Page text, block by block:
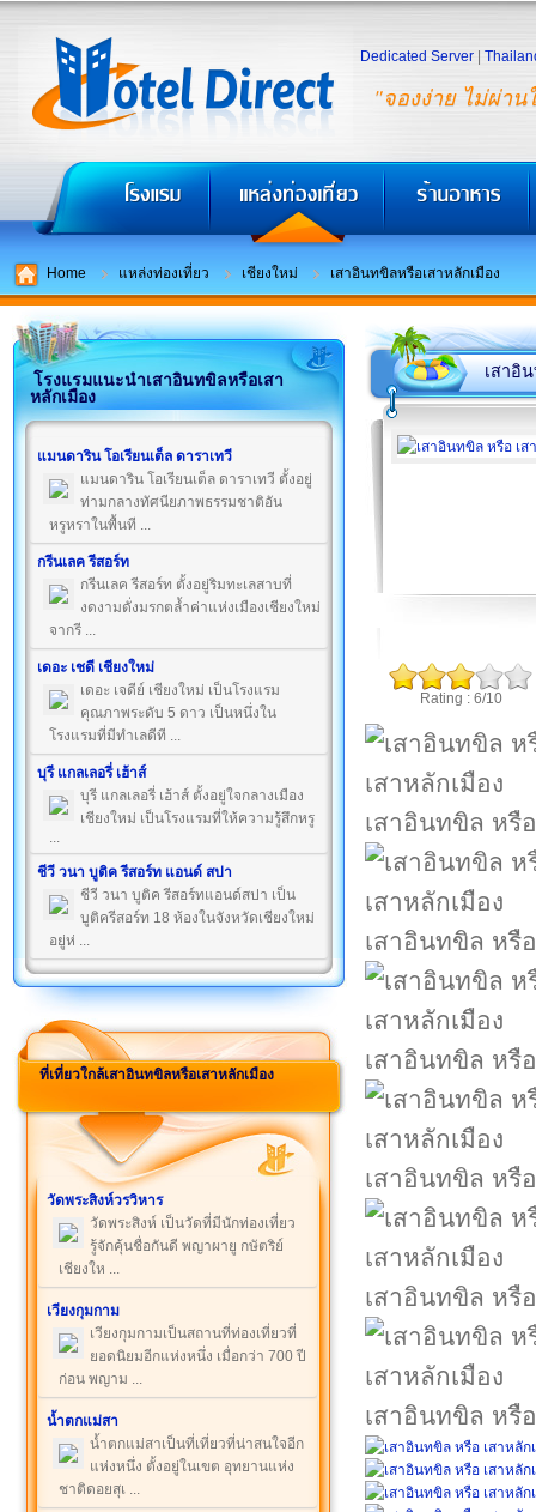
"จองง่าย ไม่ผ่าน
Dedicated Server
Home แหล่งท่องเที่ยว เชียงใหม่ เสาอินทขิลหรือเสาหลักเมือง
โรงแรมแนะนำเสาอินทขิลหรือเสา
หลักเมือง
แมนดาริน โอเรียนเต็ล ดาราเทวี
แมนดาริน โอเรียนเต็ล ดาราเทวี ตั้งอยู่
ท่ามกลางทัศนียภาพธรรมชาติอัน
หรูหราในพื้นที ...
กรีนเลค รีสอร์ท
กรีนเลค รีสอร์ท ตั้งอยู่ริมทะเลสาบที่
งดงามดั่งมรกตล้ำค่าแห่งเมืองเชียงใหม่
จากรี ...
เดอะ เชดี เชียงใหม่
เดอะ เจดีย์ เชียงใหม่ เป็นโรงแรม
คุณภาพระดับ 5 ดาว เป็นหนึ่งใน
โรงแรมที่มีทำเลดีที ...
บุรี แกลเลอรี่ เฮ้าส์
บุรี แกลเลอรี่ เฮ้าส์ ตั้งอยู่ใจกลางเมือง
เชียงใหม่ เป็นโรงแรมที่ให้ความรู้สึกหรู
...
ชีวี วนา บูติค รีสอร์ท แอนด์ สปา
ชีวี วนา บูติค รีสอร์ทแอนด์สปา เป็น
บูติครีสอร์ท 18 ห้องในจังหวัดเชียงใหม่
อยู่ห่ ...
ที่เที่ยวใกล้เสาอินทขิลหรือเสาหลักเมือง
วัดพระสิงห์วรวิหาร
วัดพระสิงห์ เป็นวัดที่มีนักท่องเที่ยว
รู้จักคุ้นชื่อกันดี พญาผายู กษัตริย์
เชียงให ...
เวียงกุมกาม
เวียงกุมกามเป็นสถานที่ท่องเที่ยวที่
ยอดนิยมอีกแห่งหนึ่ง เมื่อกว่า 700 ปี
ก่อน พญาม ...
น้ำตกแม่สา
น้ำตกแม่สาเป็นที่เที่ยวที่น่าสนใจอีก
แห่งหนึ่ง ตั้งอยู่ในเขต อุทยานแห่ง
ชาติดอยสุเ ...
เสาอิ
Rating : 6/10
เสาอินทขิล หรื
เสาอินทขิล หรื
เสาอินทขิล หรื
เสาอินทขิล หรื
เสาอินทขิล หรื
เสาอินทขิล หรื